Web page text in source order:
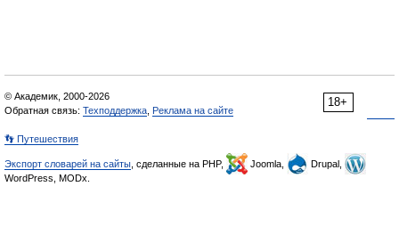
18+
© Академик, 2000-2026
Обратная связь: Техподдержка Реклама на сайте
👣 Путешествия
Экспорт словарей на сайты , сделанные на PHP, Joomla,
Drupal,
WordPress, MODx.